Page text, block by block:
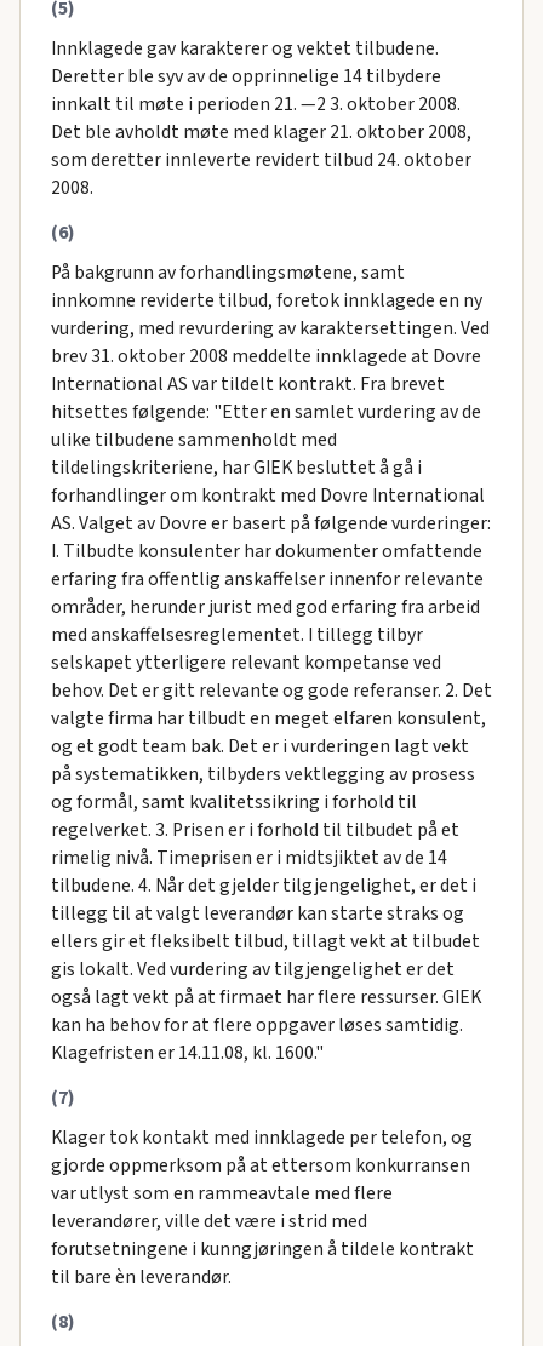
(5)
Innklagede gav karakterer og vektet tilbudene.
Deretter ble syv av de opprinnelige 14 tilbydere
innkalt til møte i perioden 21. —2 3. oktober 2008.
Det ble avholdt møte med klager 21. oktober 2008,
som deretter innleverte revidert tilbud 24. oktober
2008.
(6)
På bakgrunn av forhandlingsmøtene, samt
innkomne reviderte tilbud, foretok innklagede en ny
vurdering, med revurdering av karaktersettingen. Ved
brev 31. oktober 2008 meddelte innklagede at Dovre
International AS var tildelt kontrakt. Fra brevet
hitsettes følgende: "Etter en samlet vurdering av de
ulike tilbudene sammenholdt med
tildelingskriteriene, har GIEK besluttet å gå i
forhandlinger om kontrakt med Dovre International
AS. Valget av Dovre er basert på følgende vurderinger:
I. Tilbudte konsulenter har dokumenter omfattende
erfaring fra offentlig anskaffelser innenfor relevante
områder, herunder jurist med god erfaring fra arbeid
med anskaffelsesreglementet. I tillegg tilbyr
selskapet ytterligere relevant kompetanse ved
behov. Det er gitt relevante og gode referanser. 2. Det
valgte firma har tilbudt en meget elfaren konsulent,
og et godt team bak. Det er i vurderingen lagt vekt
på systematikken, tilbyders vektlegging av prosess
og formål, samt kvalitetssikring i forhold til
regelverket. 3. Prisen er i forhold til tilbudet på et
rimelig nivå. Timeprisen er i midtsjiktet av de 14
tilbudene. 4. Når det gjelder tilgjengelighet, er det i
tillegg til at valgt leverandør kan starte straks og
ellers gir et fleksibelt tilbud, tillagt vekt at tilbudet
gis lokalt. Ved vurdering av tilgjengelighet er det
også lagt vekt på at firmaet har flere ressurser. GIEK
kan ha behov for at flere oppgaver løses samtidig.
Klagefristen er 14.11.08, kl. 1600."
(7)
Klager tok kontakt med innklagede per telefon, og
gjorde oppmerksom på at ettersom konkurransen
var utlyst som en rammeavtale med flere
leverandører, ville det være i strid med
forutsetningene i kunngjøringen å tildele kontrakt
til bare èn leverandør.
(8)